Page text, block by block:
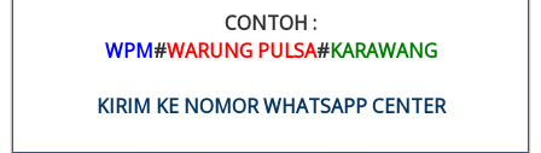
CONTOH :
WPM#WARUNG PULSA#KARAWANG
KIRIM KE NOMOR WHATSAPP CENTER